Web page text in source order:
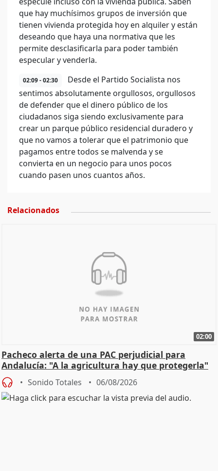
que hay muchísimos grupos de inversión que
tienen vivienda protegida hoy en alquiler y están
deseando que haya una normativa que les
permite desclasificarla para poder también
especular y venderla.
02:09 - 02:30
Desde el Partido Socialista nos
sentimos absolutamente orgullosos, orgullosos
de defender que el dinero público de los
ciudadanos siga siendo exclusivamente para
crear un parque público residencial duradero y
que no vamos a tolerar que el patrimonio que
pagamos entre todos se malvenda y se
convierta en un negocio para unos pocos
cuando pasen unos cuantos años.
Relacionados
02:00
Pacheco alerta de una PAC perjudicial para
Andalucía: "A la agricultura hay que protegerla"
Sonido Totales 06/08/2026